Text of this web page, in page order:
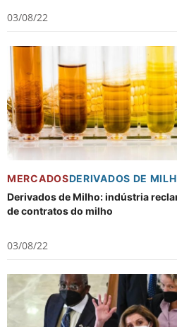
03/08/22
MERCADOSDERIVADOS DE
Derivados de Milho: indústria
de contratos do milho
03/08/22